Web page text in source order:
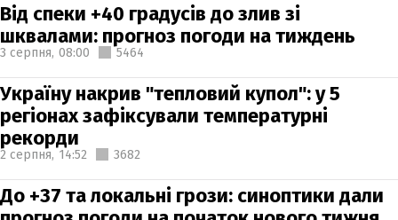
Від спеки +40 градусів до злив зі
шквалами: прогноз погоди на тиждень
3 серпня, 08:00 5464
Україну накрив "тепловий купол": у 5
регіонах зафіксували температурні
рекорди
2 серпня, 14:52 3682
До +37 та локальні грози: синоптики дали